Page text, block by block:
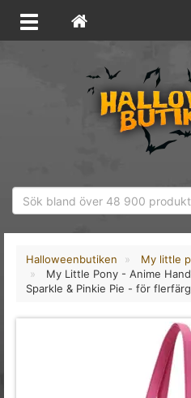
Halloweenbutiken
My little
My Little Pony - Anime
Sparkle & Pinkie Pie - för